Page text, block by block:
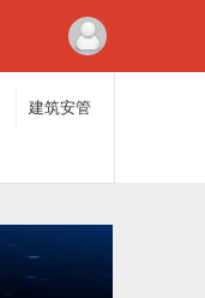
建筑安管